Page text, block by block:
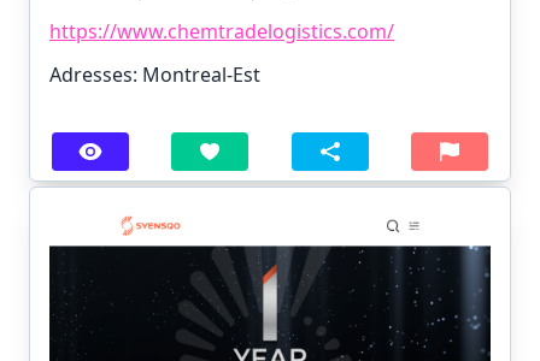
https://www.chemtradelogistics.com/
Adresses: Montreal-Est